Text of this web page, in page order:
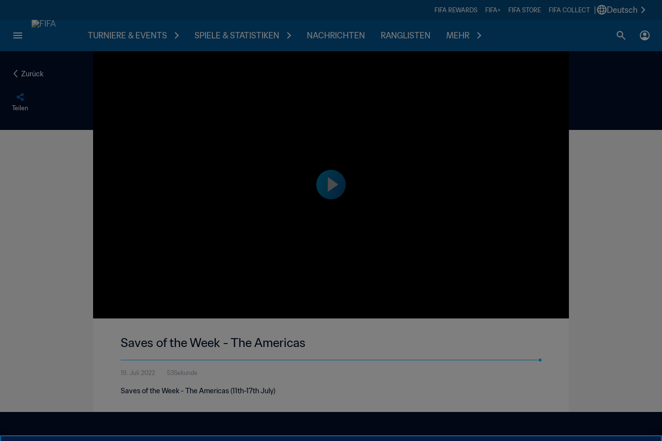
FIFA REWARDS FIFA+ FIFA STORE FIFA COLLECT Deutsch
TURNIERE & EVENTS SPIELE & STATISTIKEN NACHRICHTEN RANGLISTEN MEHR
Zurück
Teilen
Saves of the Week - The Americas
19. Juli 2022 53Sekunde
Saves of the Week - The Americas (11th-17th July)